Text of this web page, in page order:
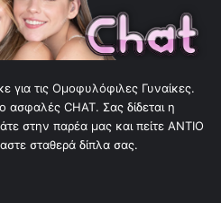
για τις Ομοφυλόφιλες Γυναίκες.
ασφαλές CHAT. Σας δίδεται η
στην παρέα μας και πείτε ΑΝΤΙΟ
σταθερά δίπλα σας.